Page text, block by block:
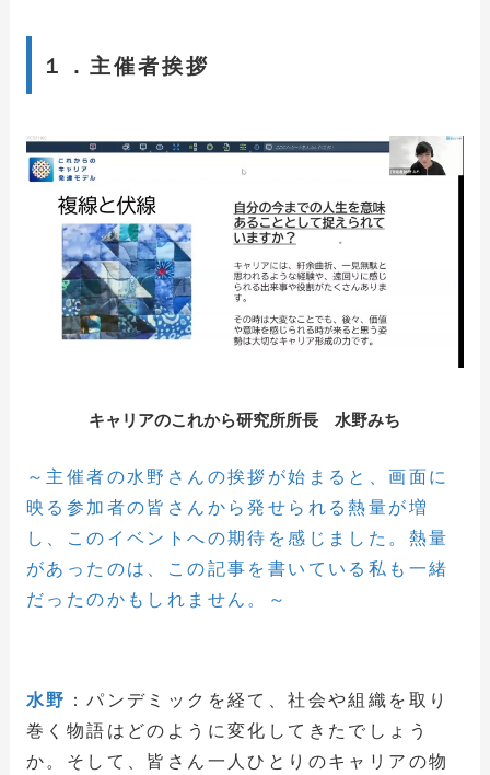
１．主催者挨拶
キャリアのこれから研究所所長 水野みち
～主催者の水野さんの挨拶が始まると、画面に
映る参加者の皆さんから発せられる熱量が増
し、このイベントへの期待を感じました。熱量
があったのは、この記事を書いている私も一緒
だったのかもしれません。～
水野 ：パンデミックを経て、社会や組織を取り
巻く物語はどのように変化してきたでしょう
か。そして、皆さん一人ひとりのキャリアの物